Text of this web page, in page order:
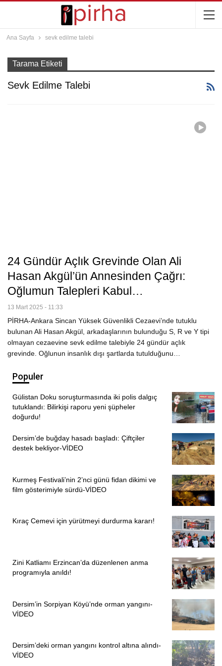
Ana Sayfa sevk edilme talebi
Tarama Etiketi
Sevk Edilme Talebi
24 Gündür Açlık Grevinde Olan Ali
Hasan Akgül’ün Annesinden Çağrı:
Oğlumun Talepleri Kabul…
13 Mart 2025 - 11:33
PİRHA-Ankara Sincan Yüksek Güvenlikli Cezaevi’nde tutuklu
bulunan Ali Hasan Akgül, arkadaşlarının bulunduğu S, R ve Y tipi
olmayan cezaevine sevk edilme talebiyle 24 gündür açlık
grevinde. Oğlunun insanlık dışı şartlarda tutulduğunu…
Populer
Gülistan Doku soruşturmasında iki polis dalgıç
tutuklandı: Bilirkişi raporu yeni şüpheler
doğurdu!
Dersim’de buğday hasadı başladı: Çiftçiler
destek bekliyor-VİDEO
Kurmeş Festivali’nin 2’nci günü fidan dikimi ve
film gösterimiyle sürdü-VİDEO
Kıraç Cemevi için yürütmeyi durdurma kararı!
Zini Katliamı Erzincan’da düzenlenen anma
programıyla anıldı!
Dersim’in Sorpiyan Köyü’nde orman yangını-
VİDEO
Dersim’deki orman yangını kontrol altına alındı-
VİDEO